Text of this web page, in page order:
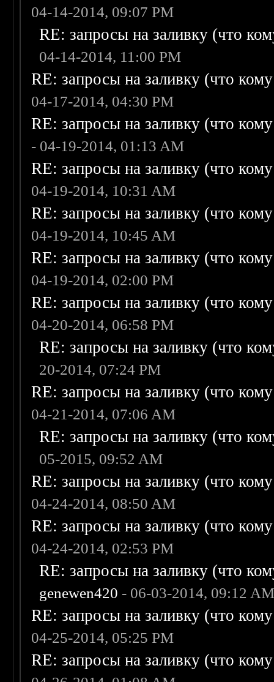
04-14-2014, 09:07 PM
RE: запросы на заливку (что
04-14-2014, 11:00 PM
RE: запросы на заливку (что
04-17-2014, 04:30 PM
RE: запросы на заливку (что
- 04-19-2014, 01:13 AM
RE: запросы на заливку (что
04-19-2014, 10:31 AM
RE: запросы на заливку (что
04-19-2014, 10:45 AM
RE: запросы на заливку (что
04-19-2014, 02:00 PM
RE: запросы на заливку (что
04-20-2014, 06:58 PM
RE: запросы на заливку (что
20-2014, 07:24 PM
RE: запросы на заливку (что
04-21-2014, 07:06 AM
RE: запросы на заливку (что
05-2015, 09:52 AM
RE: запросы на заливку (что
04-24-2014, 08:50 AM
RE: запросы на заливку (что
04-24-2014, 02:53 PM
RE: запросы на заливку (что
genewen420 - 06-03-2014, 09:12
RE: запросы на заливку (что
04-25-2014, 05:25 PM
RE: запросы на заливку (что